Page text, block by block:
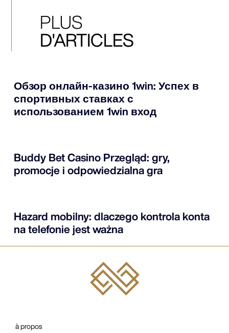
PLUS
D'ARTICLES
Обзор онлайн-казино 1win: Успех в
спортивных ставках с
использованием 1win вход
Buddy Bet Casino Przegląd: gry,
promocje i odpowiedzialna gra
Hazard mobilny: dlaczego kontrola konta
na telefonie jest ważna
à propos